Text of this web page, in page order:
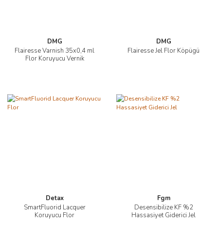
DMG
Flairesse Varnish 35x0,4 ml
Flor Koruyucu Vernik
DMG
Flairesse Jel Flor Köpügü
Detax
SmartFluorid Lacquer
Koruyucu Flor
Fgm
Desensibilize KF %2
Hassasiyet Giderici Jel